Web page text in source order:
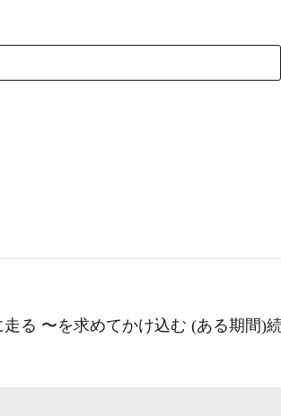
る 〜を求めてかけ込む (ある期間)続